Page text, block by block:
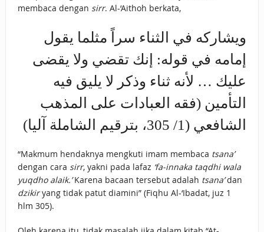
membaca dengan sirr. Al-‘Aithoh berkata,
ويشاركه في الثناء سراً مثلما يقول
إمامه في قوله: إنك تقضي ولا يقضى
عليك … لأنه ثناء وذكر لا يليق فيه
التأمين (فقه العبادات على المذهب
الشافعي (1/ 305، بترقيم الشاملة آليا)
“Makmum hendaknya mengkuti imam membaca tsana’
dengan cara sirr, yakni pada lafaz ‘fa-innaka taqdhi wala
yuqdho alaik.’Karena bacaan tersebut adalah tsana’dan
dzikiryang tidak patut diamini” (Fiqhu Al-‘Ibadat, juz 1
hlm 305).